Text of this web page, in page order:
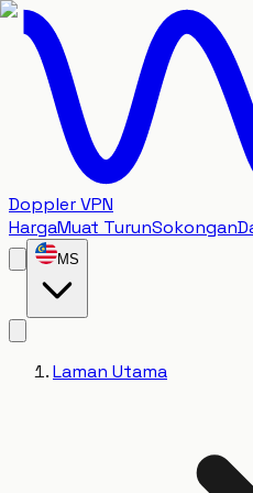
Doppler VPN
HargaMuat TurunSokongan
MS
Laman Utama